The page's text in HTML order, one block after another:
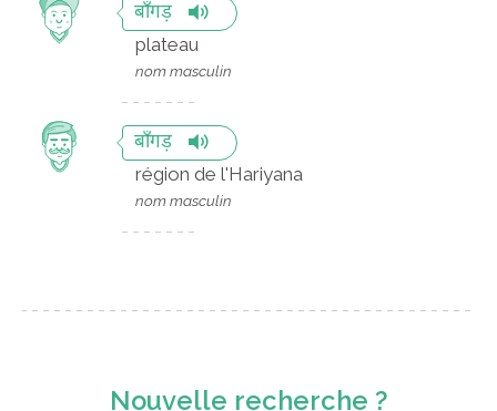
बाँगड़
plateau
nom masculin
बाँगड़
région de l'Hariyana
nom masculin
Nouvelle recherche ?